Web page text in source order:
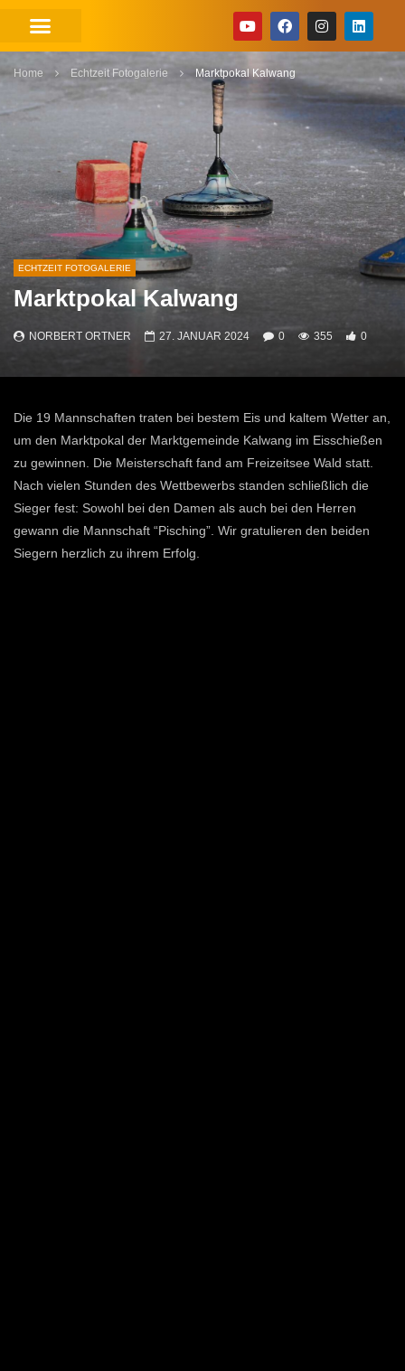
Home Echtzeit Fotogalerie Marktpokal Kalwang
ECHTZEIT FOTOGALERIE
Marktpokal Kalwang
NORBERT ORTNER 27. JANUAR 2024 0 355 0
Die 19 Mannschaften traten bei bestem Eis und kaltem Wetter an,
um den Marktpokal der Marktgemeinde Kalwang im Eisschießen
zu gewinnen. Die Meisterschaft fand am Freizeitsee Wald statt.
Nach vielen Stunden des Wettbewerbs standen schließlich die
Sieger fest: Sowohl bei den Damen als auch bei den Herren
gewann die Mannschaft “Pisching”. Wir gratulieren den beiden
Siegern herzlich zu ihrem Erfolg.